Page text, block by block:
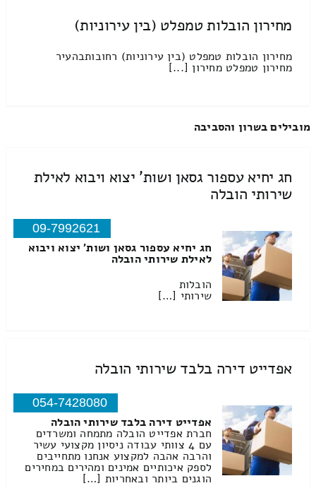
מחירון הובלות טמפלט (בין עירוניות)
מחירון הובלות טמפלט (בין עירוניות) רחובותבהעיר
מחירון טמפלט מחירון [...]
מובילים בשרון והסביבה
חג יחיא עספור גסאן ושות' יצוא ויבוא לאילת
שירותי הובלה
09-7992621
חג יחיא עספור גסאן ושות' יצוא ויבוא
לאילת שירותי הובלה
הובלות
שירותי […]
אפדייט דירה בלבד שירותי הובלה
054-7428080
אפדייט דירה בלבד שירותי הובלה
חברת אפדייט הובלה מתמחה ומשרדים
עם 4 צוותי עבודה ניסיון מקצועי עשיר
והרבה אהבה למקצוע אנחנו מתחייבים
לספק איכותיים אמינים ומהירים במחירים
הוגנים ביותר ובאחריות […]